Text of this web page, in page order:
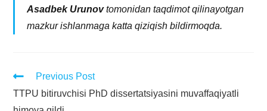
Asadbek Urunovtomonidan taqdimot qilinayotgan
mazkur ishlanmaga katta qiziqish bildirmoqda.
Previous Post
TTPU bitiruvchisi PhD dissertatsiyasini muvaffaqiyatli